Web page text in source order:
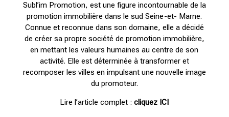
Subl’im Promotion, est une figure incontournable de la
promotion immobilière dans le sud Seine-et- Marne.
Connue et reconnue dans son domaine, elle a décidé
de créer sa propre société de promotion immobilière,
en mettant les valeurs humaines au centre de son
activité. Elle est déterminée à transformer et
recomposer les villes en impulsant une nouvelle image
du promoteur.
Lire l’article complet :cliquez ICI